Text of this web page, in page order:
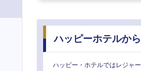
ハッピーホテルから
ハッピー・ホテルではレジャー